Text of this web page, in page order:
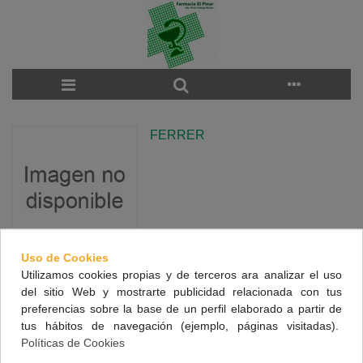
FERRER
There are no products on the category.
NUESTRA FARMACIA
Uso de Cookies
Utilizamos cookies propias y de terceros ara analizar el uso
del sitio Web y mostrarte publicidad relacionada con tus
preferencias sobre la base de un perfil elaborado a partir de
tus hábitos de navegación (ejemplo, páginas visitadas).
Políticas de Cookies